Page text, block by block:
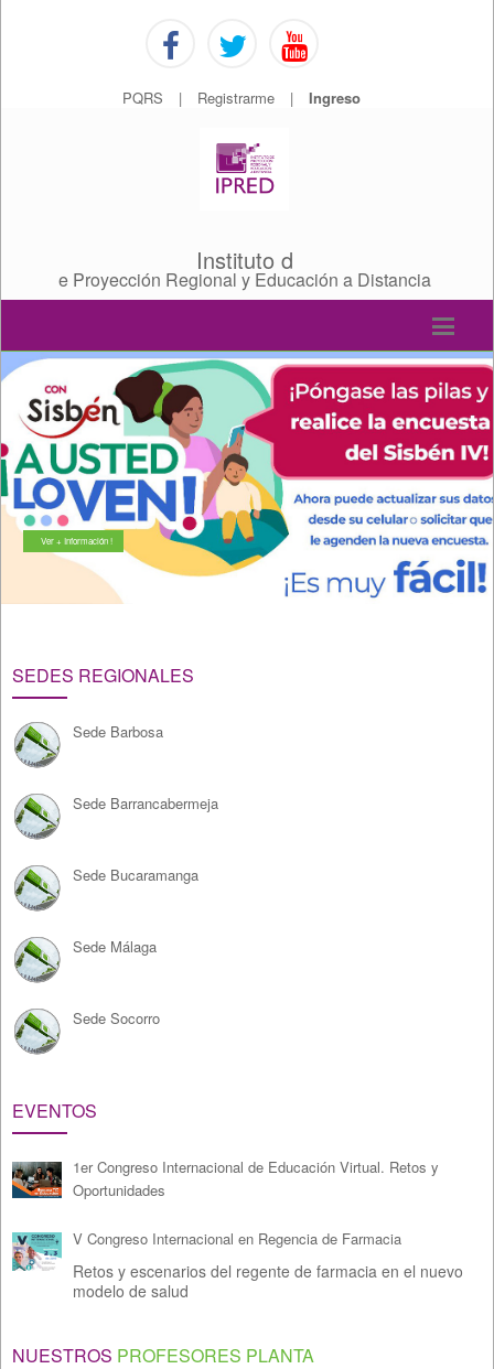
PQRS | Registrarme | Ingreso
Instituto d
e Proyección Regional y Educación a Distancia
Ver + Información !
SEDES REGIONALES
Sede Barbosa
Sede Barrancabermeja
Sede Bucaramanga
Sede Málaga
Sede Socorro
EVENTOS
1er Congreso Internacional de Educación Virtual. Retos y
Oportunidades
V Congreso Internacional en Regencia de Farmacia
Retos y escenarios del regente de farmacia en el nuevo
modelo de salud
NUESTROS PROFESORES PLANTA